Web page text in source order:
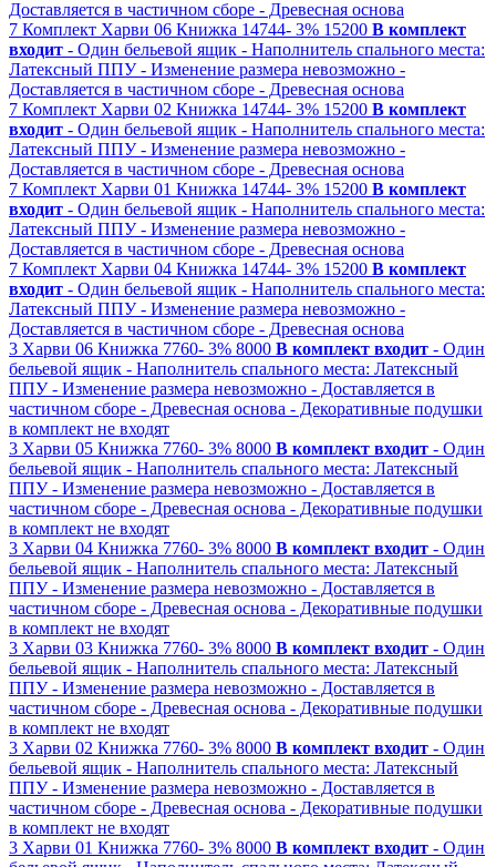
Доставляется в частичном сборе - Древесная основа
7 Комплект Харви 06 Книжка 14744- 3% 15200 В комплект
входит - Один бельевой ящик - Наполнитель спального места:
Латексный ППУ - Изменение размера невозможно -
Доставляется в частичном сборе - Древесная основа
7 Комплект Харви 02 Книжка 14744- 3% 15200 В комплект
входит - Один бельевой ящик - Наполнитель спального места:
Латексный ППУ - Изменение размера невозможно -
Доставляется в частичном сборе - Древесная основа
7 Комплект Харви 01 Книжка 14744- 3% 15200 В комплект
входит - Один бельевой ящик - Наполнитель спального места:
Латексный ППУ - Изменение размера невозможно -
Доставляется в частичном сборе - Древесная основа
7 Комплект Харви 04 Книжка 14744- 3% 15200 В комплект
входит - Один бельевой ящик - Наполнитель спального места:
Латексный ППУ - Изменение размера невозможно -
Доставляется в частичном сборе - Древесная основа
3 Харви 06 Книжка 7760- 3% 8000 В комплект входит - Один
бельевой ящик - Наполнитель спального места: Латексный
ППУ - Изменение размера невозможно - Доставляется в
частичном сборе - Древесная основа - Декоративные подушки
в комплект не входят
3 Харви 05 Книжка 7760- 3% 8000 В комплект входит - Один
бельевой ящик - Наполнитель спального места: Латексный
ППУ - Изменение размера невозможно - Доставляется в
частичном сборе - Древесная основа - Декоративные подушки
в комплект не входят
3 Харви 04 Книжка 7760- 3% 8000 В комплект входит - Один
бельевой ящик - Наполнитель спального места: Латексный
ППУ - Изменение размера невозможно - Доставляется в
частичном сборе - Древесная основа - Декоративные подушки
в комплект не входят
3 Харви 03 Книжка 7760- 3% 8000 В комплект входит - Один
бельевой ящик - Наполнитель спального места: Латексный
ППУ - Изменение размера невозможно - Доставляется в
частичном сборе - Древесная основа - Декоративные подушки
в комплект не входят
3 Харви 02 Книжка 7760- 3% 8000 В комплект входит - Один
бельевой ящик - Наполнитель спального места: Латексный
ППУ - Изменение размера невозможно - Доставляется в
частичном сборе - Древесная основа - Декоративные подушки
в комплект не входят
3 Харви 01 Книжка 7760- 3% 8000 В комплект входит - Один